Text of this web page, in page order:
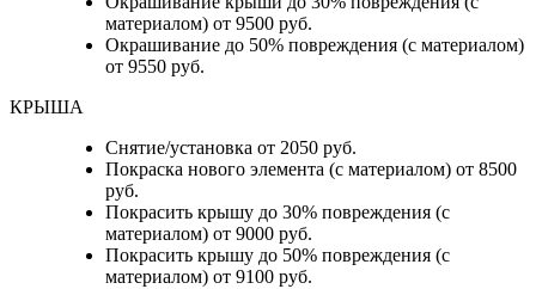
материалом) от 9500 руб.
Окрашивание до 50% повреждения (с материалом)
от 9550 руб.
КРЫША
Снятие/установка от 2050 руб.
Покраска нового элемента (с материалом) от 8500
руб.
Покрасить крышу до 30% повреждения (с
материалом) от 9000 руб.
Покрасить крышу до 50% повреждения (с
материалом) от 9100 руб.